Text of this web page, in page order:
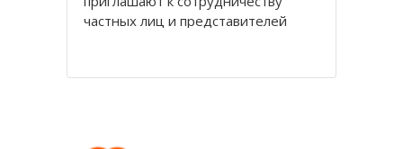
частных лиц и представителей
крупнейшим российским